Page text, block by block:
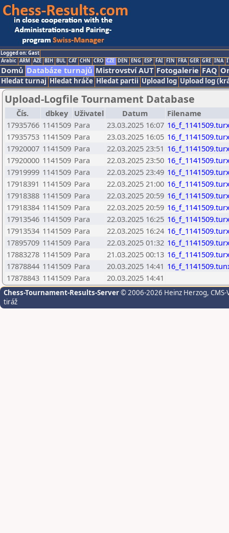
Logged on: Gast
Arabic ARM AZE BIH BUL CAT CHN CRO CZE DEN ENG ESP FAI FIN FRA GER GRE INA
Domů Databáze turnajů Mistrovství AUT Fotogalerie FAQ
Hledat turnaj Hledat hráče Hledat partii Upload log Upload log
Upload-Logfile Tournament Database
Čís. dbkey Uživatel Datum
Filename
17935766 1141509 Para 23.03.2025 16:07
17935753 1141509 Para 23.03.2025 16:05
17920007 1141509 Para 22.03.2025 23:51
17920000 1141509 Para 22.03.2025 23:50
17919999 1141509 Para 22.03.2025 23:49
17918391 1141509 Para 22.03.2025 21:00
17918388 1141509 Para 22.03.2025 20:59
17918384 1141509 Para 22.03.2025 20:59
17913546 1141509 Para 22.03.2025 16:25
17913534 1141509 Para 22.03.2025 16:24
17895709 1141509 Para 22.03.2025 01:32
17883278 1141509 Para 21.03.2025 00:13
17878844 1141509 Para 20.03.2025 14:41
17878843 1141509 Para 20.03.2025 14:41
Chess-Tournament-Results-Server© 2006-2026 Heinz Herzog,
tiráž